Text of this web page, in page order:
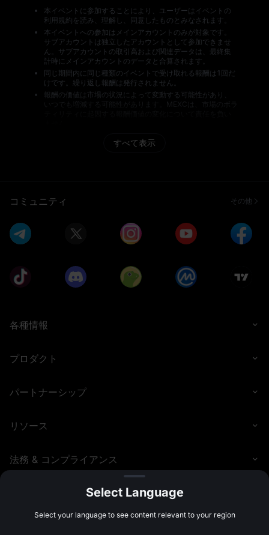
本イベントに参加することにより、ユーザーはイベントの
利用規約を読み、理解し、同意したものとみなされます。
本イベントへの参加はメインアカウントのみが対象です。
サブアカウントは独立したアカウントとして参加できませ
ん。サブアカウントの取引高および関連データは、最終集
計時にメインアカウントのデータと合算されます。
同じ期間内に同じ種類のイベントで受け取れる報酬は1回だ
けです。繰り返し報酬は発行されません。
報酬の価値は市場の状況によって変動する可能性があり、
いつでも増減する可能性があります。MEXCは、市場のボラ
の対象となります。審査に合格しなかったユーザーは報酬
情報の使用、虚偽のKYC認証情報の提供、取引データの不
地規制の違反、その他違法・不正・有害な行為が確認され
た場合、MEXCは当該ユーザーに対する報酬の配布を取り消
するものではなく、投資アドバイスとして扱うべきではあ
りません。暗号資産は投機性が高く、価格変動が激しいう
え、いつでも流動性を失う可能性があります。そのため、
切の責任を負いません。過去のパフォーマンスは将来の成
果を保証するものではありません。参加者は、自身が理解
的、リスク許容度を十分に考慮し、必要に応じて独立した
参加ユーザーの資格条件の変更、イベントおよび報酬ルー
これらの改訂された規約に拘束されるものとします。実行
可能な場合、MEXCは重要な変更が発効する前に通知するよ
MEXCは、このイベントの最終的な解釈権を留保します。ご
不明な点がございましたら、カスタマーサービスチームま
翻訳文と英語原文の間に不一致や相違が生じた場合は、英
ボーナス、ポジションエアドロップ、手数料バウチャーに
ついては、報酬ハブ利用規約をご確認ください。詳細につ
すべて表示
コミュニティ その他
各種情報
プロダクト
パートナーシップ
リソース
法務 & コンプライアンス
©2026 MEXC.COM
Select Language
Select your language to see content relevant to your region